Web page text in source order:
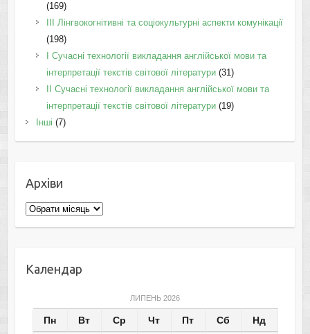
(169)
IІI Лінгвокогнітивні та соціокультурні аспекти комунікації
(198)
I Cучасні технології викладання англійської мови та
інтерпретації текстів світової літератури(31)
II Cучасні технології викладання англійської мови та
інтерпретації текстів світової літератури(19)
Інші (7)
Архіви
Архіви
Календар
ЛИПЕНЬ 2026
Пн Вт Ср Чт Пт Сб Нд